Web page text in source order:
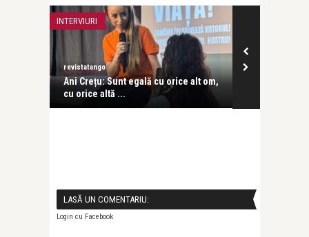
INTERVIURI
revistatango
Ani Crețu: Sunt egală cu orice alt om,
cu orice altă ...
LASĂ UN COMENTARIU:
Login cu Facebook